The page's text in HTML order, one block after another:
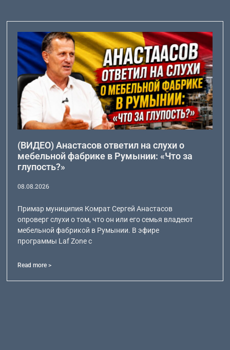
(ВИДЕО) Анастасов ответил на слухи о
мебельной фабрике в Румынии: «Что за
глупость?»
08.08.2026
Примар муниципия Комрат Сергей Анастасов
опроверг слухи о том, что он или его семья владеют
мебельной фабрикой в Румынии. В эфире
программы Laf Zone с
Read more >